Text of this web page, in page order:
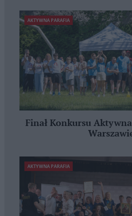
AKTYWNA PARAFIA
Finał Konkursu
AKTYWNA PARAFIA